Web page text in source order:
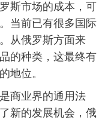
彩票 食品
息化 数据
新华广播
斯市场的成本，可
当前已有很多国际
从俄罗斯方面来
的种类，这最终有
地位。
商业界的通用法
新的发展机会，俄